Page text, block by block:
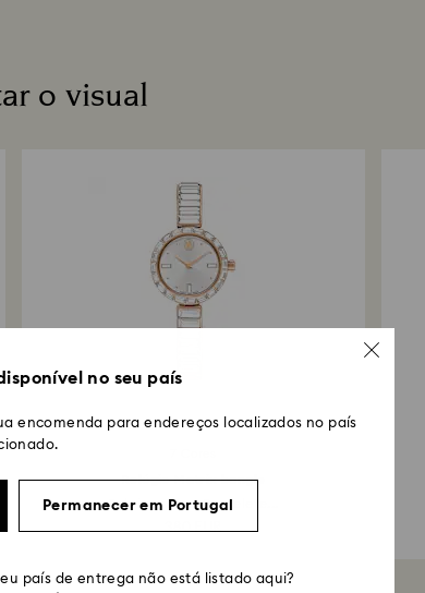
cliente e a devolução do crédito poderá
o visual
Relógio Matrix bangle
Fabrico suíço, Bracelete...
380 EUR
no seu país
encomenda para endereços localizados no país
Permanecer em Portugal
país de entrega não está listado aqui?